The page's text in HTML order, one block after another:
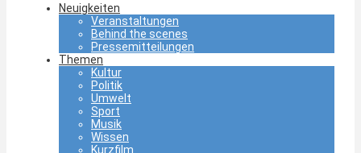
Neuigkeiten
Veranstaltungen
Behind the scenes
Pressemitteilungen
Themen
Kultur
Politik
Umwelt
Sport
Musik
Wissen
Kurzfilm